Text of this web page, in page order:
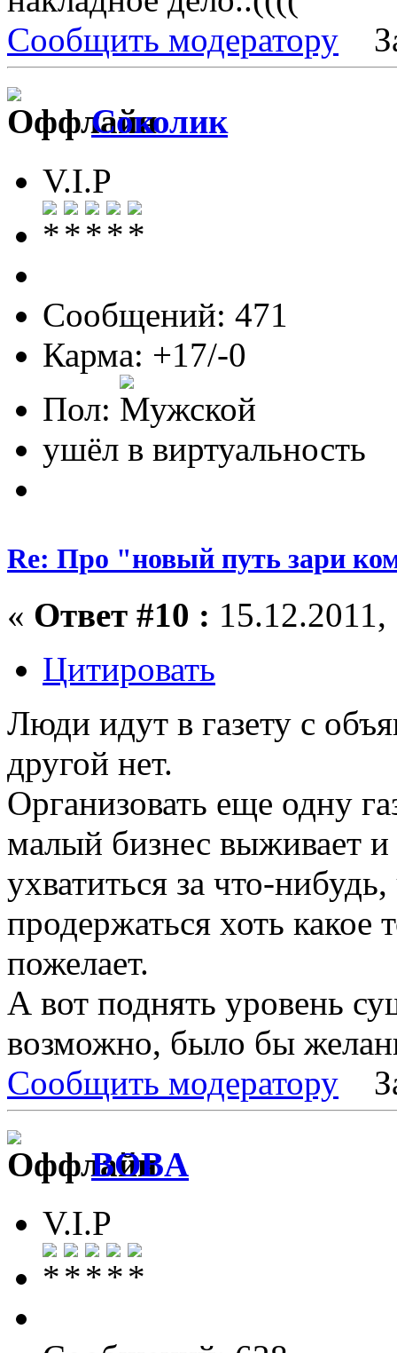
Сообщить модератору
Соколик
V.I.P
Сообщений: 471
Карма: +17/-0
Пол:
ушёл в виртуальность
Re: Про "новый путь зари
« Ответ #10 :
Цитировать
Люди идут в газету с
другой нет.
Организовать еще одну
малый бизнес выживает
ухватиться за что-
продержаться хоть какое
пожелает.
А вот поднять уровень
возможно, было бы
Сообщить модератору
BOBA
V.I.P